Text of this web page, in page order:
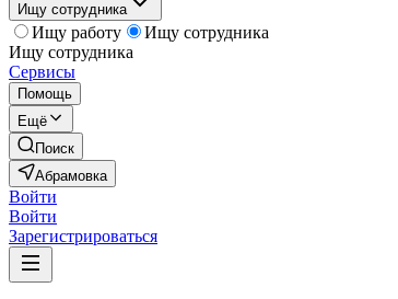
Ищу сотрудника
Ищу работу
Ищу сотрудника
Ищу сотрудника
Сервисы
Помощь
Ещё
Поиск
Абрамовка
Войти
Войти
Зарегистрироваться